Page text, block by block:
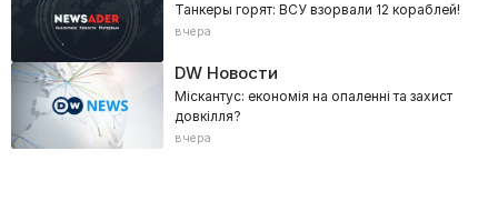
Танкеры горят: ВСУ взорвали 12 кораблей!
вчера
DW Новости
Міскантус: економія на опаленні та захист
довкілля?
вчера